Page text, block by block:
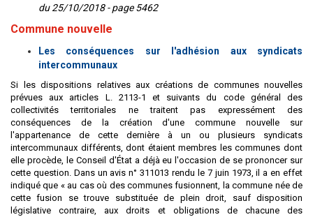
du 25/10/2018 - page 5462
Commune nouvelle
Les conséquences sur l'adhésion aux syndicats
intercommunaux
Si les dispositions relatives aux créations de communes nouvelles
prévues aux articles L. 2113-1 et suivants du code général des
collectivités territoriales ne traitent pas expressément des
conséquences de la création d'une commune nouvelle sur
l'appartenance de cette dernière à un ou plusieurs syndicats
intercommunaux différents, dont étaient membres les communes dont
elle procède, le Conseil d'État a déjà eu l'occasion de se prononcer sur
cette question. Dans un avis n° 311013 rendu le 7 juin 1973, il a en effet
indiqué que « au cas où des communes fusionnent, la commune née de
cette fusion se trouve substituée de plein droit, sauf disposition
législative contraire, aux droits et obligations de chacune des